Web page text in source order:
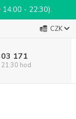
14:00 - 22:30).
CZK
171
hod